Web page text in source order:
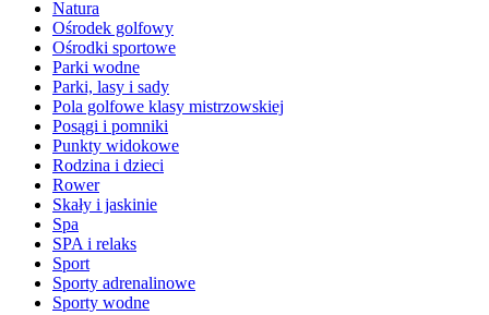
Natura
Ośrodek golfowy
Ośrodki sportowe
Parki wodne
Parki, lasy i sady
Pola golfowe klasy mistrzowskiej
Posągi i pomniki
Punkty widokowe
Rodzina i dzieci
Rower
Skały i jaskinie
Spa
SPA i relaks
Sport
Sporty adrenalinowe
Sporty wodne